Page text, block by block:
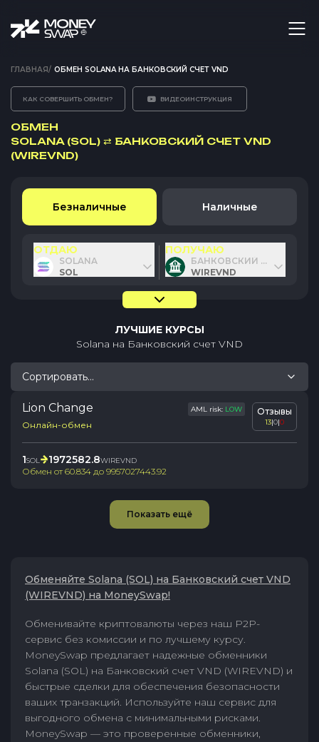
ГЛАВНАЯ/ ОБМЕН SOLANA НА БАНКОВСКИЙ СЧЕТ VND
КАК СОВЕРШИТЬ ОБМЕН? ВИДЕОИНСТРУКЦИЯ
ОБМЕН
SOLANA (SOL) ⇄ БАНКОВСКИЙ СЧЕТ VND
(WIREVND)
Безналичные Наличные
ОТДАЮ
SOLANA
SOL
ПОЛУЧАЮ
БАНКОВСКИЙ СЧЕТ VND
WIREVND
ЛУЧШИЕ КУРСЫ
Solana на Банковский счет VND
Сортировать...
Lion Change AML risk: LOW
Онлайн-обмен
Отзывы
13|0|0
1SOL 1972582.8WIREVND
Обмен от60.834 до 9957027443.92
Показать ещё
Обменяйте Solana (SOL) на Банковский счет VND
(WIREVND) на MoneySwap!
Обменивайте криптовалюты через наш P2P-
сервис без комиссии и по лучшему курсу.
MoneySwap предлагает надежные обменники
Solana (SOL) на Банковский счет VND (WIREVND) и
быстрые сделки для обеспечения безопасности
ваших транзакций. Используйте наш сервис для
выгодного обмена с минимальными рисками.
MoneySwap — это проверенные обменники,